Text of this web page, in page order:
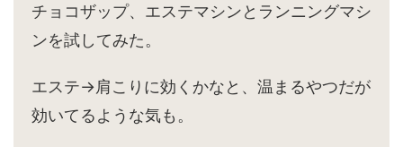
チョコザップ、エステマシンとランニングマシ
ンを試してみた。
エステ→肩こりに効くかなと、温まるやつだが
効いてるような気も。